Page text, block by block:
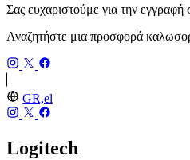
Σας ευχαριστούμε για την εγγραφή
Αναζητήστε μια προσφορά
GR,el
Logitech